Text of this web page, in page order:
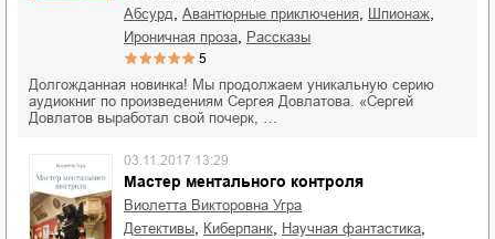
абсурд авантюрные приключения шпионаж
ироничная проза рассказы
5
Долгожданная новинка! Мы продолжаем уникальную серию
аудиокниг по произведениям Сергея Довлатова. «Сергей
Довлатов выработал свой почерк, …
Мастер ментального контроля
03.11.2017 13:29
Виолетта Викторовна Угра
детективы
киберпанк научная фантастика